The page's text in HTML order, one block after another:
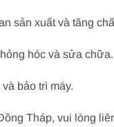
sản xuất và tăng
hóc và sửa chữa.
bảo trì máy.
Tháp, vui lòng